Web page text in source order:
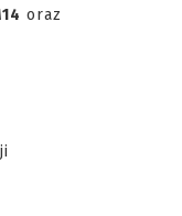
oraz